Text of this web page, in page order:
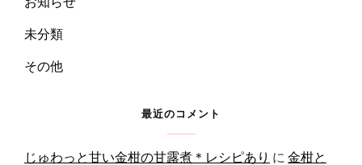
未分類
その他
最近のコメント
じゅわっと甘い金柑の甘露煮＊レシピあり に 金柑と